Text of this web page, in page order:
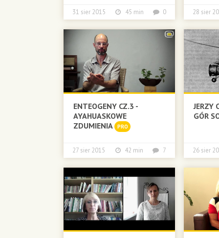
31 sier 2015 45 min 0 28 sier
ENTEOGENY CZ.3 -
AYAHUASKOWE
ZDUMIENIA
PRO
27 sier 2015 42 min 7
JERZY
GÓR
26 sier